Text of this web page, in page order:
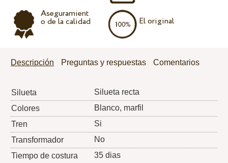
Aseguramient
o de la calidad El original
Descripción Preguntas y respuestas Comentarios
Silueta
Silueta recta
Colores
Blanco, marfil
Tren
Si
Transformador
No
Tiempo de costura
35 dias